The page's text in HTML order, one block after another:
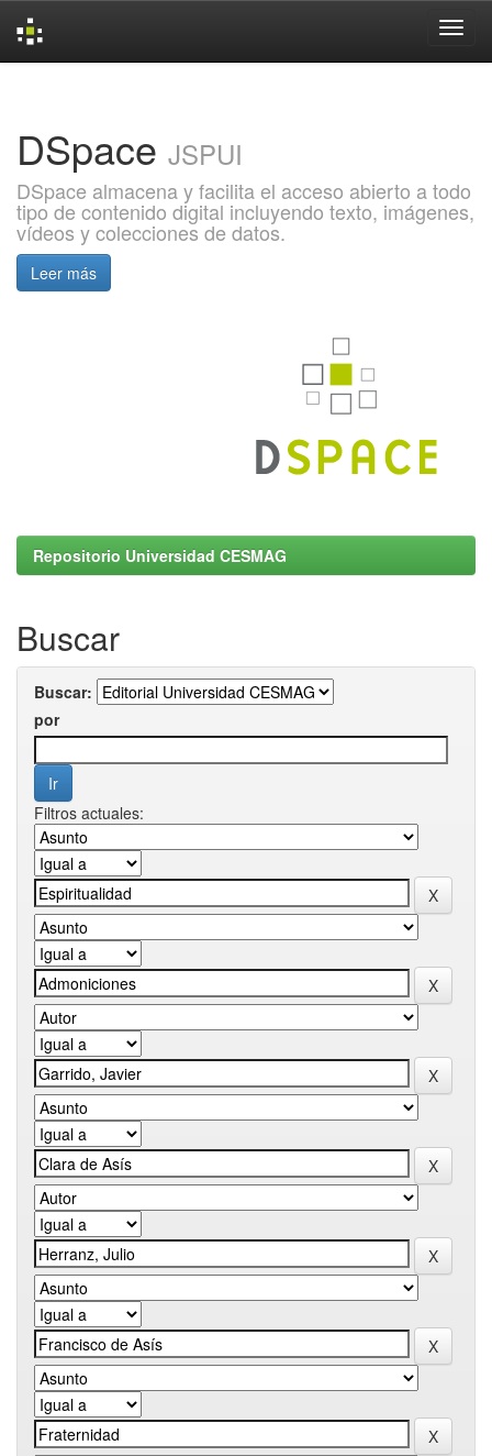
DSpace JSPUI
DSpace almacena y facilita el acceso abierto a todo
tipo de contenido digital incluyendo texto, imágenes,
vídeos y colecciones de datos.
Leer más
Repositorio Universidad CESMAG
Buscar
Buscar:
por
Filtros actuales: